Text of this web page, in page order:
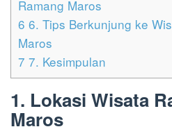
Ramang Maros
6 6. Tips Berkunjung ke
Maros
7 7. Kesimpulan
1. Lokasi Wisata
Maros